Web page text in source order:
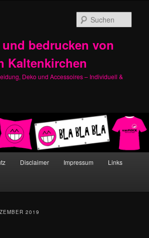
bedrucken von
Kaltenkirchen
Deko und Accessoires – Individuell &
Disclaimer Impressum Links
2019